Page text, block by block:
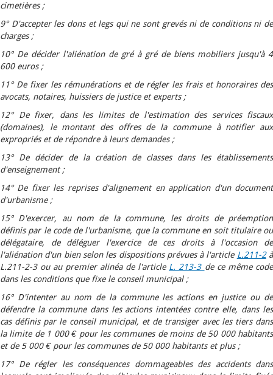
cimetières ;
9° D'accepter les dons et legs qui ne sont grevés ni de conditions ni de
charges ;
10° De décider l'aliénation de gré à gré de biens mobiliers jusqu'à 4
600 euros ;
11° De fixer les rémunérations et de régler les frais et honoraires des
avocats, notaires, huissiers de justice et experts ;
12° De fixer, dans les limites de l'estimation des services fiscaux
(domaines), le montant des offres de la commune à notifier aux
expropriés et de répondre à leurs demandes ;
13° De décider de la création de classes dans les établissements
d'enseignement ;
14° De fixer les reprises d'alignement en application d'un document
d'urbanisme ;
15° D'exercer, au nom de la commune, les droits de préemption
définis par le code de l'urbanisme, que la commune en soit titulaire ou
délégataire, de déléguer l'exercice de ces droits à l'occasion de
l'aliénation d'un bien selon les dispositions prévues à l'article L.211-2à
L.211-2-3 ou au premier alinéa de l'article L. 213-3 de ce même code
dans les conditions que fixe le conseil municipal ;
16° D'intenter au nom de la commune les actions en justice ou de
défendre la commune dans les actions intentées contre elle, dans les
cas définis par le conseil municipal, et de transiger avec les tiers dans
la limite de 1 000 € pour les communes de moins de 50 000 habitants
et de 5 000 € pour les communes de 50 000 habitants et plus ;
17° De régler les conséquences dommageables des accidents dans